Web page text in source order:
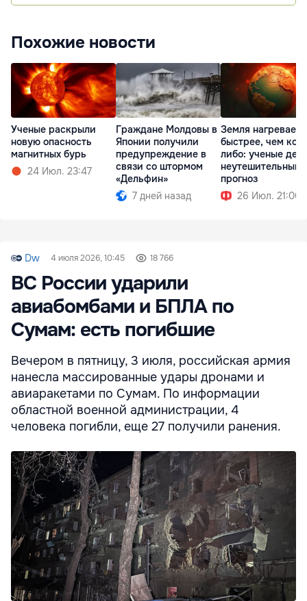
Похожие новости
Ученые раскрыли
новую опасность
магнитных бурь
24 Июл. 23:47
Граждане Молдовы в
Японии получили
предупреждение в
связи со штормом
«Дельфин»
7 дней назад
Земля
быстрее, чем
либо: ученые
неутешительный
прогноз
26 Июл. 21:00
Dw 4 июля 2026, 10:45 18 766
ВС России ударили
авиабомбами и БПЛА по
Сумам: есть погибшие
Вечером в пятницу, 3 июля, российская армия
нанесла массированные удары дронами и
авиаракетами по Сумам. По информации
областной военной администрации, 4
человека погибли, еще 27 получили ранения.